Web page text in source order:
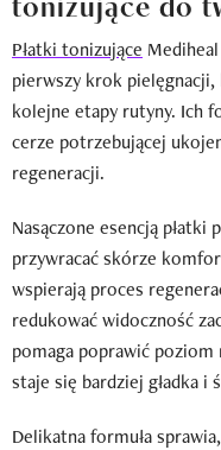
Płatki tonizujące
pierwszy krok
kolejne etapy rutyny. Ich
cerze potrzebującej
regeneracji.
Nasączone esencją płatki
przywracać skórze
wspierają proces
redukować widoczność
pomaga poprawić
staje się bardziej gładka i
Delikatna formuła